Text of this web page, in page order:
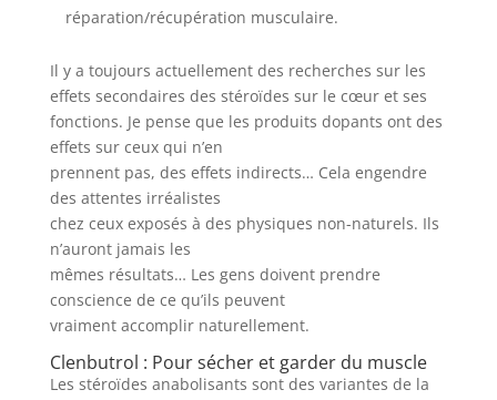
réparation/récupération musculaire.
Il y a toujours actuellement des recherches sur les
effets secondaires des stéroïdes sur le cœur et ses
fonctions. Je pense que les produits dopants ont des
effets sur ceux qui n’en
prennent pas, des effets indirects… Cela engendre
des attentes irréalistes
chez ceux exposés à des physiques non-naturels. Ils
n’auront jamais les
mêmes résultats… Les gens doivent prendre
conscience de ce qu’ils peuvent
vraiment accomplir naturellement.
Clenbutrol : Pour sécher et garder du muscle
Les stéroïdes anabolisants sont des variantes de la